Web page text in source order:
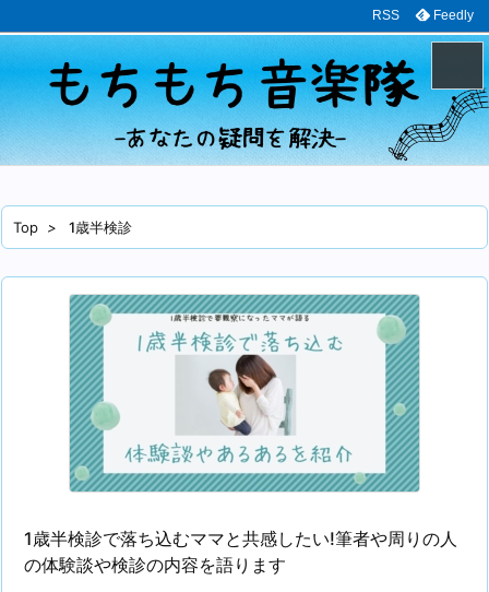
メニュ
RSS Feedly
Top > 1歳半検診
1歳半検診で落ち込むママと共感したい!筆者や周りの人
の体験談や検診の内容を語ります